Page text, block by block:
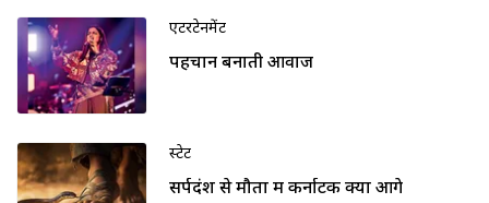
एंटरटेनमेंट
पहचान बनाती आवाज
स्टेट
सर्पदंश से मौतों में कर्नाटक क्यों आगे